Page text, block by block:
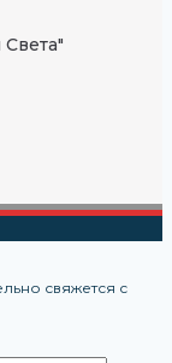
свяжется с